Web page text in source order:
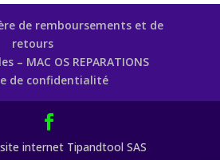
de remboursements et de
retours
– MAC OS REPARATIONS
de confidentialité
internet Tipandtool SAS